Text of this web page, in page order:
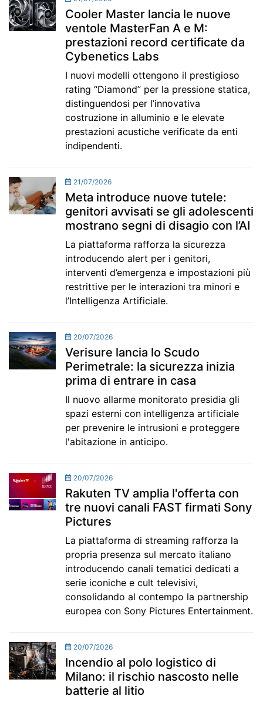
Cooler Master lancia le nuove
ventole MasterFan A e M:
prestazioni record certificate da
Cybenetics Labs
I nuovi modelli ottengono il prestigioso
rating “Diamond” per la pressione statica,
distinguendosi per l’innovativa
costruzione in alluminio e le elevate
prestazioni acustiche verificate da enti
indipendenti.
21/07/2026
Meta introduce nuove tutele:
genitori avvisati se gli adolescenti
mostrano segni di disagio con l’AI
La piattaforma rafforza la sicurezza
introducendo alert per i genitori,
interventi d’emergenza e impostazioni più
restrittive per le interazioni tra minori e
l’Intelligenza Artificiale.
20/07/2026
Verisure lancia lo Scudo
Perimetrale: la sicurezza inizia
prima di entrare in casa
Il nuovo allarme monitorato presidia gli
spazi esterni con intelligenza artificiale
per prevenire le intrusioni e proteggere
l'abitazione in anticipo.
20/07/2026
Rakuten TV amplia l'offerta con
tre nuovi canali FAST firmati Sony
Pictures
La piattaforma di streaming rafforza la
propria presenza sul mercato italiano
introducendo canali tematici dedicati a
serie iconiche e cult televisivi,
consolidando al contempo la partnership
europea con Sony Pictures Entertainment.
20/07/2026
Incendio al polo logistico di
Milano: il rischio nascosto nelle
batterie al litio